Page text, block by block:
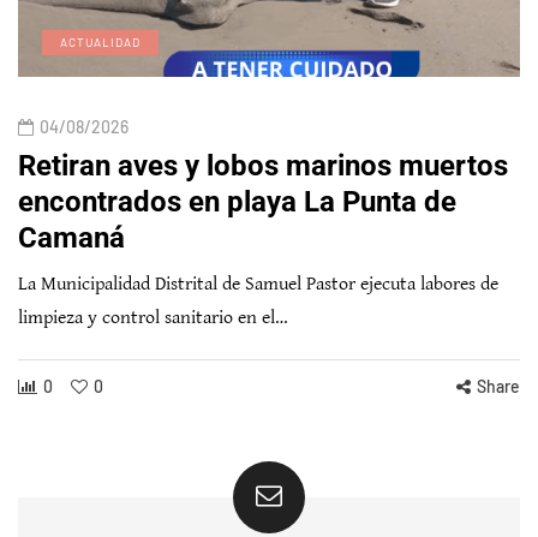
ACTUALIDAD
04/08/2026
Retiran aves y lobos marinos muertos
encontrados en playa La Punta de
Camaná
La Municipalidad Distrital de Samuel Pastor ejecuta labores de
limpieza y control sanitario en el…
0 0 Share